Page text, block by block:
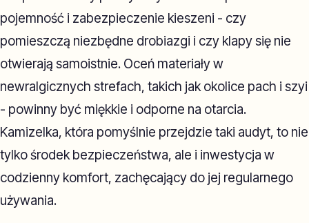
pojemność i zabezpieczenie kieszeni - czy
pomieszczą niezbędne drobiazgi i czy klapy się nie
otwierają samoistnie. Oceń materiały w
newralgicznych strefach, takich jak okolice pach i szyi
- powinny być miękkie i odporne na otarcia.
Kamizelka, która pomyślnie przejdzie taki audyt, to nie
tylko środek bezpieczeństwa, ale i inwestycja w
codzienny komfort, zachęcający do jej regularnego
używania.